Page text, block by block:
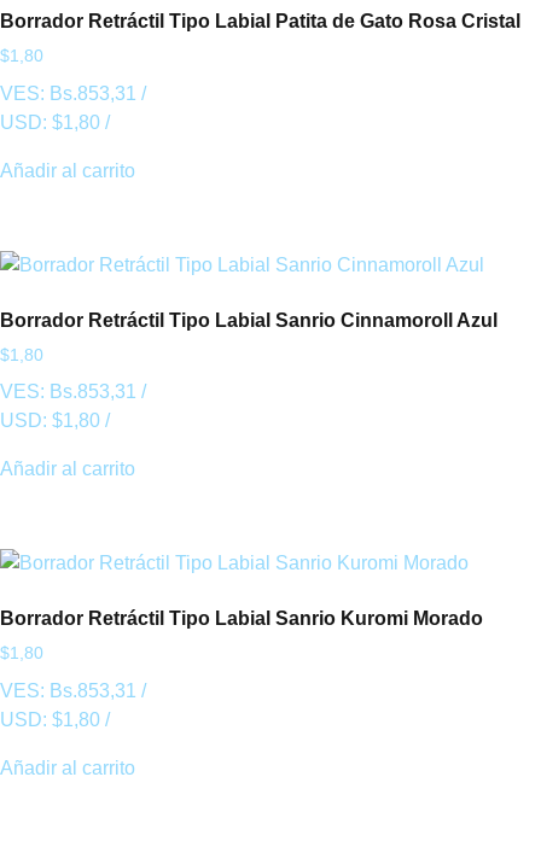
Borrador Retráctil Tipo Labial Patita de Gato Rosa Cristal
$1,80
VES: Bs.853,31 /
USD: $1,80 /
Añadir al carrito
Borrador Retráctil Tipo Labial Sanrio Cinnamoroll Azul
$1,80
VES: Bs.853,31 /
USD: $1,80 /
Añadir al carrito
Borrador Retráctil Tipo Labial Sanrio Kuromi Morado
$1,80
VES: Bs.853,31 /
USD: $1,80 /
Añadir al carrito